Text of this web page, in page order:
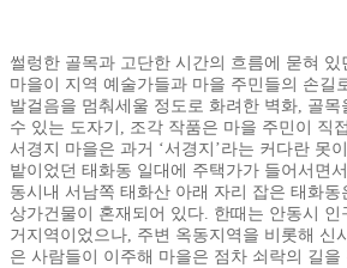
썰렁한 골목과 고단한 시간의 흐름에 묻혀 있
마을이 지역 예술가들과 마을 주민들의 손길
발걸음을 멈춰세울 정도로 화려한 벽화, 골
수 있는 도자기, 조각 작품은 마을 주민이 직
서경지 마을은 과거 ‘서경지’라는 커다란 못
밭이었던 태화동 일대에 주택가가 들어서면
동시내 서남쪽 태화산 아래 자리 잡은 태화동
상가건물이 혼재되어 있다. 한때는 안동시 인
거지역이었으나, 주변 옥동지역을 비롯해 신
은 사람들이 이주해 마을은 점차 쇠락의 길